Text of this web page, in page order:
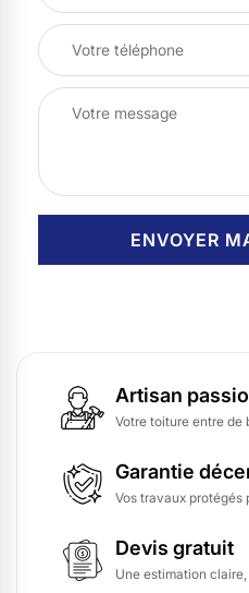
Artisan
Votre toiture entre de
Garantie
Vos travaux protégés
Devis gratuit
Une estimation